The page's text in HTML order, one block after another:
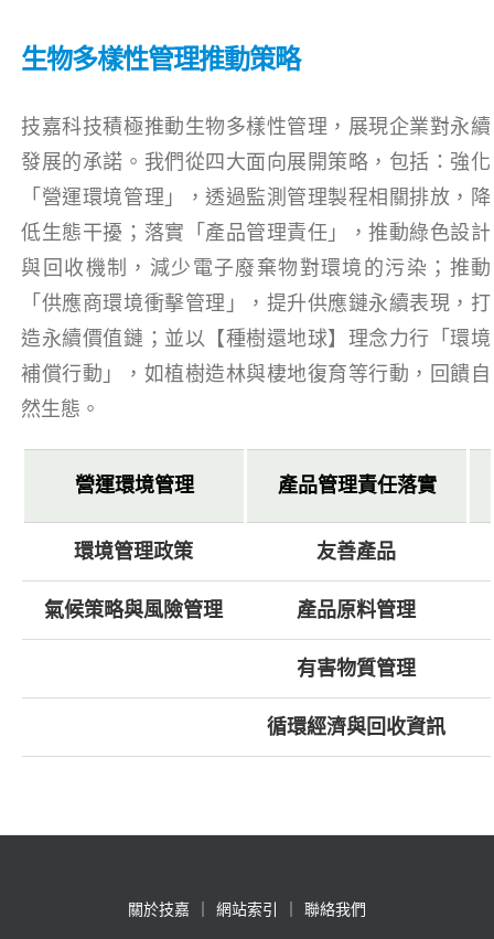
生物多樣性管理推動策略
技嘉科技積極推動生物多樣性管理，展現企業對永續
發展的承諾。我們從四大面向展開策略，包括：強化
「營運環境管理」，透過監測管理製程相關排放，降
低生態干擾；落實「產品管理責任」，推動綠色設計
與回收機制，減少電子廢棄物對環境的污染；推動
「供應商環境衝擊管理」，提升供應鏈永續表現，打
造永續價值鏈；並以【種樹還地球】理念力行「環境
補償行動」，如植樹造林與棲地復育等行動，回饋自
然生態。
營運環境管理 產品管理責任落實
環境管理政策 友善產品
氣候策略與風險管理 產品原料管理
有害物質管理
循環經濟與回收資訊
關於技嘉 網站索引 聯絡我們